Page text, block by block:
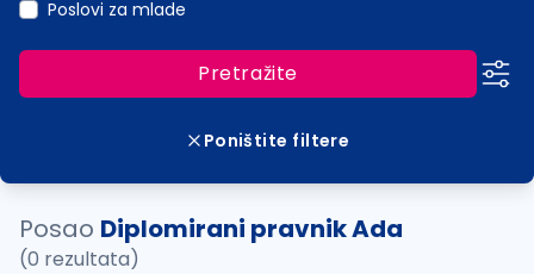
Poslovi za mlade
Pretražite
Poništite filtere
Posao Diplomirani pravnik Ada
(0 rezultata)